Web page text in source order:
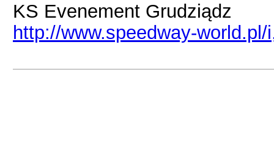
KS Evenement Grudziądz
http://www.speedway-world.pl/